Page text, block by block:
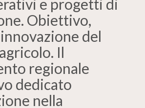
e progetti di
Obiettivo,
del
Il
regionale
dedicato
nella